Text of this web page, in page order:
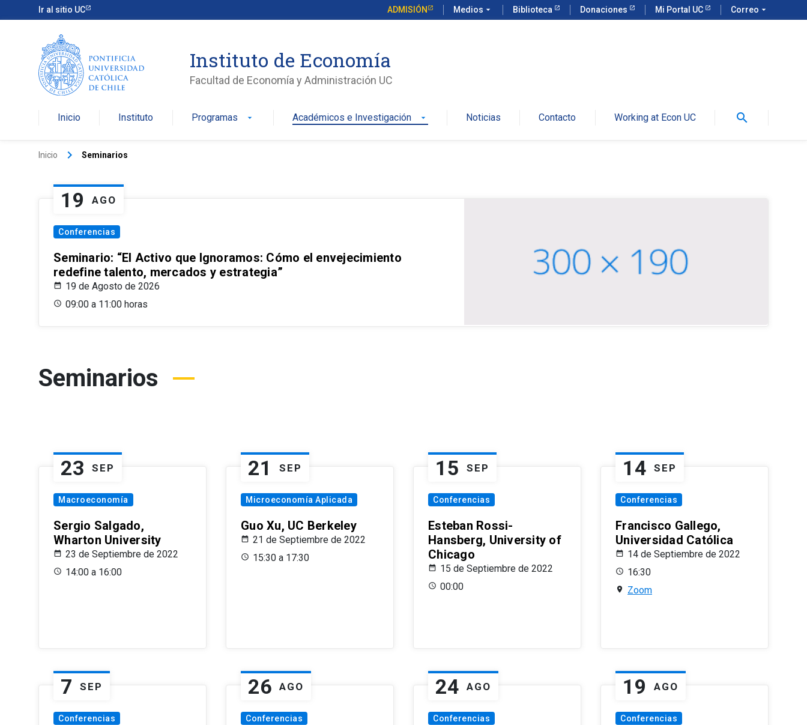
Ir al sitio UC ADMISIÓN Medios arrow_drop_down Biblioteca Donaciones Mi Portal UC Correo arrow_drop_down
Instituto de Economía
Facultad de Economía y Administración UC
Inicio Instituto Programas arrow_drop_down Académicos e Investigación arrow_drop_down Noticias Contacto Working at Econ UC search
Inicio keyboard_arrow_right Seminarios
19 AGO
Conferencias
Seminario: “El Activo que Ignoramos: Cómo el envejecimiento
redefine talento, mercados y estrategia”
19 de Agosto de 2026
09:00 a 11:00 horas
Seminarios
23 SEP
Macroeconomía
Sergio Salgado,
Wharton University
23 de Septiembre de 2022
14:00 a 16:00
21 SEP
Microeconomía Aplicada
Guo Xu, UC Berkeley
21 de Septiembre de 2022
15:30 a 17:30
15 SEP
Conferencias
Esteban Rossi-
Hansberg, University of
Chicago
15 de Septiembre de 2022
00:00
14 SEP
Conferencias
Francisco Gallego,
Universidad Católica
14 de Septiembre de 2022
16:30
Zoom
7 SEP
Conferencias
26 AGO
Conferencias
24 AGO
Conferencias
19 AGO
Conferencias